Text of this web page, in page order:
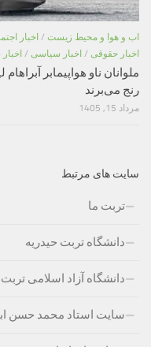
اب و هوا و محیط زیست / اخبار
اخبار حقوقی / اخبار سیاسی /
ملوانان ناو هواپیمابر
رنج می‌برند
مرداد 15, 1405
سایت های مرتبط
تربت ما
دانشگاه تربت حیدریه
دانشگاه آزاد اسلامی
سایت استاد محمد حسن